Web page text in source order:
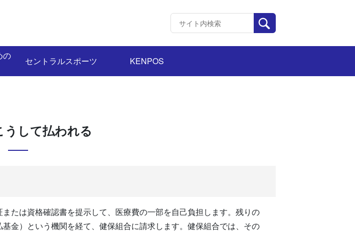
の
セントラルスポーツ KENPOS
うして払われる
たは資格確認書を提示して、医療費の一部を自己負担します。残りの
金）という機関を経て、健保組合に請求します。健保組合では、その